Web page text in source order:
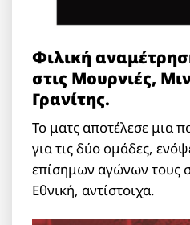
Φιλική
στις Μουρνιές,
Γρανίτης.
Το ματς αποτέλεσε μια
για τις δύο ομάδες,
επίσημων αγώνων τους
Εθνική, αντίστοιχα.